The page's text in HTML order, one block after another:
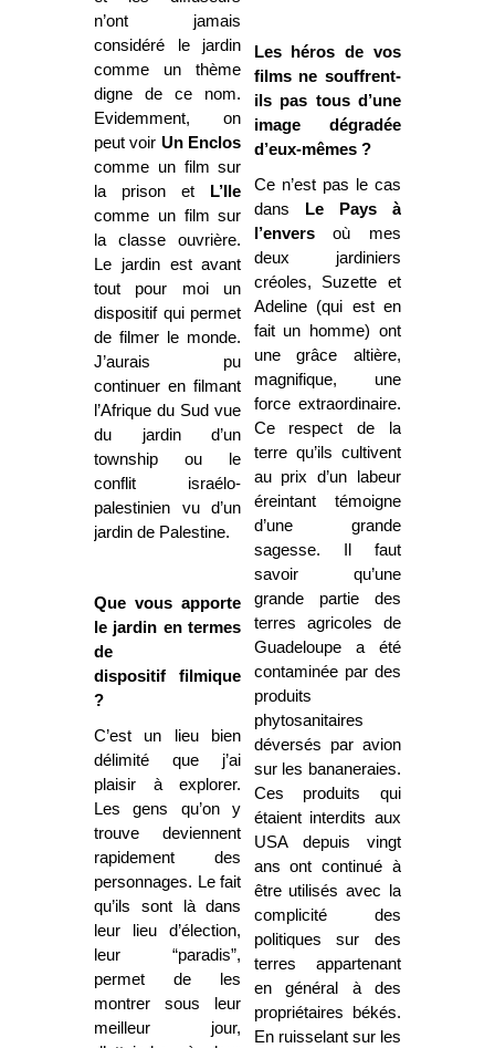
n’ont jamais
considéré le jardin
comme un thème
digne de ce nom.
Evidemment, on
peut voir Un Enclos
comme un film sur
la prison et
L’Ile
comme un film sur
la classe ouvrière.
Le jardin est avant
tout pour moi un
dispositif qui permet
de filmer le monde.
J’aurais pu
continuer en filmant
l’Afrique du Sud vue
du jardin d’un
township ou le
conflit israélo-
palestinien vu d’un
jardin de Palestine.
Que vous apporte
le jardin en termes
de
dispositif filmique
?
C’est un lieu bien
délimité que j’ai
plaisir à explorer.
Les gens qu’on y
trouve deviennent
rapidement des
personnages. Le fait
qu’ils sont là dans
leur lieu d’élection,
leur “paradis”,
permet de les
montrer sous leur
meilleur jour,
Les héros de vos
films ne souffrent-
ils pas tous d’une
image dégradée
d’eux-mêmes ?
Ce n’est pas le cas
dans
Le Pays à
l’enversoù mes
deux jardiniers
créoles, Suzette et
Adeline (qui est en
fait un homme) ont
une grâce altière,
magnifique, une
force extraordinaire.
Ce respect de la
terre qu’ils cultivent
au prix d’un labeur
éreintant témoigne
d’une grande
sagesse. Il faut
savoir qu’une
grande partie des
terres agricoles de
Guadeloupe a été
contaminée par des
produits
phytosanitaires
déversés par avion
sur les bananeraies.
Ces produits qui
étaient interdits aux
USA depuis vingt
ans ont continué à
être utilisés avec la
complicité des
politiques sur des
terres appartenant
en général à des
propriétaires békés.
En ruisselant sur les